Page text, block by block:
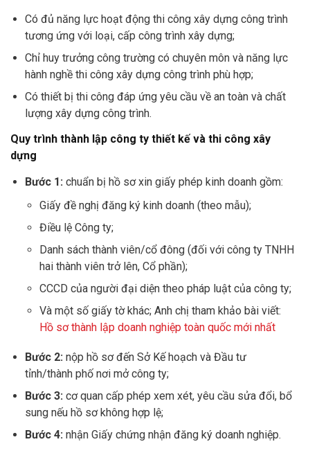
Có đủ năng lực hoạt động thi công xây dựng công trình
tương ứng với loại, cấp công trình xây dựng;
Chỉ huy trưởng công trường có chuyên môn và năng lực
hành nghề thi công xây dựng công trình phù hợp;
Có thiết bị thi công đáp ứng yêu cầu về an toàn và chất
lượng xây dựng công trình.
Quy trình thành lập công ty thiết kế và thi công xây
dựng
Bước 1: chuẩn bị hồ sơ xin giấy phép kinh doanh gồm:
Giấy đề nghị đăng ký kinh doanh (theo mẫu);
Điều lệ Công ty;
Danh sách thành viên/cổ đông (đối với công ty TNHH
hai thành viên trở lên, Cổ phần);
CCCD của người đại diện theo pháp luật của công ty;
Và một số giấy tờ khác; Anh chị tham khảo bài viết:
Hồ sơ thành lập doanh nghiệp toàn quốc mới nhất
Bước 2: nộp hồ sơ đến Sở Kế hoạch và Đầu tư
tỉnh/thành phố nơi mở công ty;
Bước 3: cơ quan cấp phép xem xét, yêu cầu sửa đổi, bổ
sung nếu hồ sơ không hợp lệ;
Bước 4: nhận Giấy chứng nhận đăng ký doanh nghiệp.